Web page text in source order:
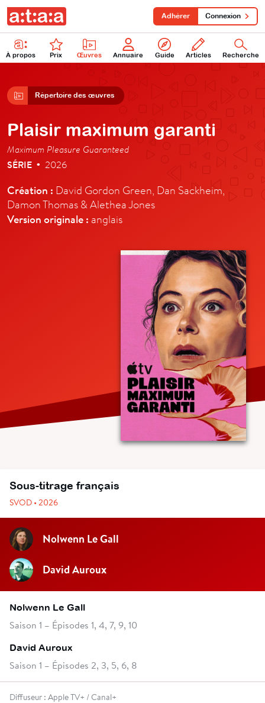
À propos Prix Œuvres Annuaire Guide Articles Recherche
Adhérer Connexion
Répertoire des œuvres
Plaisir maximum garanti
Maximum Pleasure Guaranteed
SÉRIE • 2026
Création : David Gordon Green, Dan Sackheim,
Damon Thomas & Alethea Jones
Version originale : anglais
Sous-titrage français
SVOD • 2026
Nolwenn Le Gall
David Auroux
Nolwenn Le Gall
Saison 1 – Épisodes 1, 4, 7, 9, 10
David Auroux
Saison 1 – Épisodes 2, 3, 5, 6, 8
Diffuseur : Apple TV+ / Canal+